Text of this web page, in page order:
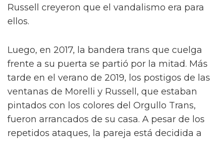
Russell creyeron que el vandalismo era para
ellos.
Luego, en 2017, la bandera trans que cuelga
frente a su puerta se partió por la mitad. Más
tarde en el verano de 2019, los postigos de las
ventanas de Morelli y Russell, que estaban
pintados con los colores del Orgullo Trans,
fueron arrancados de su casa. A pesar de los
repetidos ataques, la pareja está decidida a